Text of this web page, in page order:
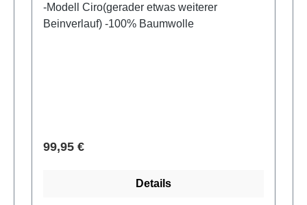
-Modell Ciro(gerader etwas weiterer
Verkaufspreis:
99,95 €
Details